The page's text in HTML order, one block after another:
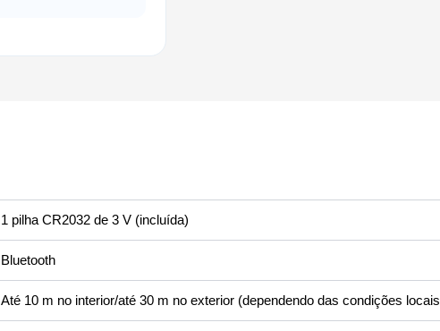
1 pilha CR2032 de 3 V (incluída)
Bluetooth
Até 10 m no interior/até 30 m no exterior (dependendo das condições